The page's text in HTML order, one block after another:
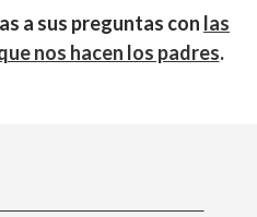
en tu nuevo estado.
los eventos STEM, las
y los clubes en línea, las
a sus preguntas con las
nos hacen los padres.